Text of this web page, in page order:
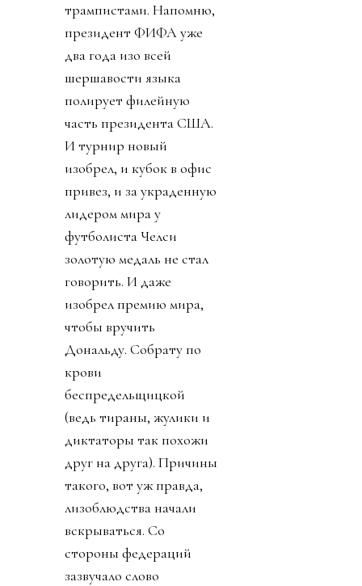
трампистами. Напомню,
президент ФИФА уже
два года изо всей
шершавости языка
полирует филейную
часть президента США.
И турнир новый
изобрел, и кубок в офис
привез, и за украденную
лидером мира у
футболиста Челси
золотую медаль не стал
говорить. И даже
изобрел премию мира,
чтобы вручить
Дональду. Собрату по
крови
беспредельщицкой
(ведь тираны, жулики и
диктаторы так похожи
друг на друга). Причины
такого, вот уж правда,
лизоблюдства начали
вскрываться. Со
стороны федераций
зазвучало слово